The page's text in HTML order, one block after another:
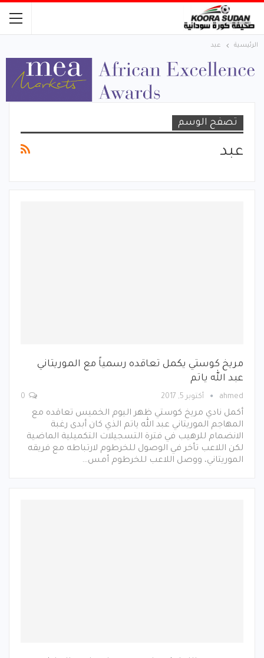
الرئيسية عبد
تصفح الوسم
عبد
مريخ كوستي يكمل تعاقده رسمياً مع الموريتاني
عبد الله ياتم
ahmed أكتوبر 5, 2017
أكمل نادي مريخ كوستي ظهر اليوم الخميس تعاقده مع
المهاجم الموريتاني عبد الله ياتم الذي كان أبدى رغبة
الانضمام للرهيب في فترة التسجيلات التكميلية الماضية
لكن اللاعب تأخر في الوصول للخرطوم لارتباطه مع فريقه
الموريتاني، ووصل اللاعب للخرطوم أمس…